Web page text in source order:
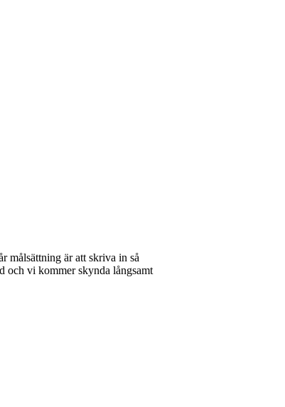
målsättning är att skriva in så
och vi kommer skynda långsamt